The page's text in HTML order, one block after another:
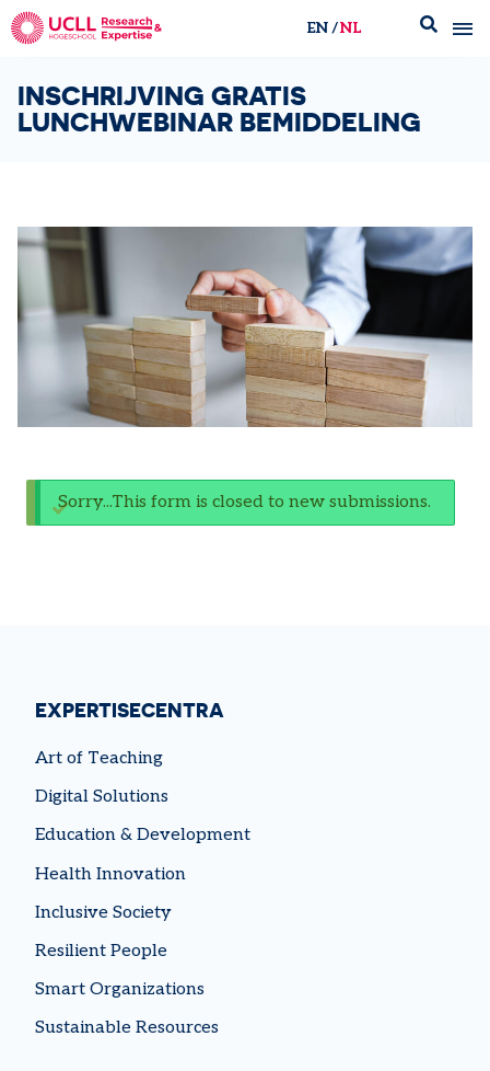
EN NL
INSCHRIJVING GRATIS
LUNCHWEBINAR BEMIDDELING
STATUSBERICHT
Sorry...This form is closed to new submissions.
EXPERTISECENTRA
Art of Teaching
Digital Solutions
Education & Development
Health Innovation
Inclusive Society
Resilient People
Smart Organizations
Sustainable Resources